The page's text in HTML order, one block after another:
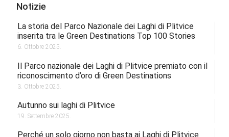
Notizie
La storia del Parco Nazionale dei Laghi di Plitvice
inserita tra le Green Destinations Top 100 Stories
6. Ottobre 2025.
Il Parco nazionale dei Laghi di Plitvice premiato con il
riconoscimento d’oro di Green Destinations
3. Ottobre 2025.
Autunno sui laghi di Plitvice
19. Settembre 2025.
Perché un solo giorno non basta ai Laghi di Plitvice